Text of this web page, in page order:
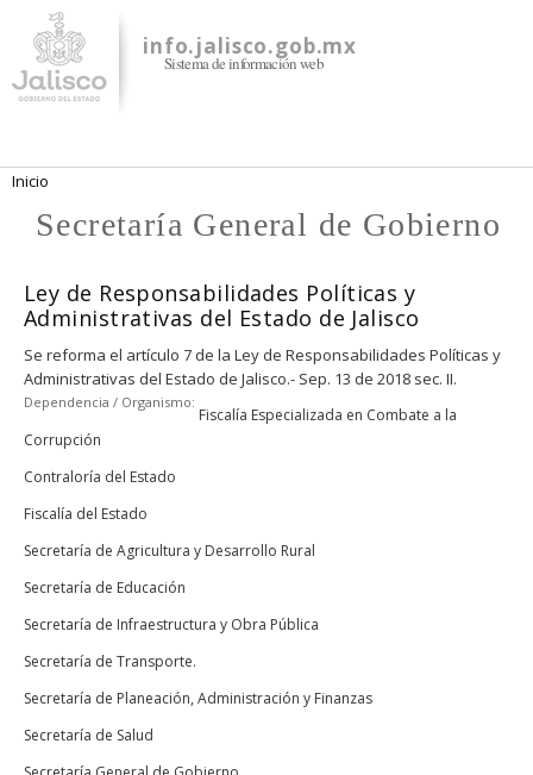
contenido
principal
info.jalisco.gob.mx
Sistema de información web
Se encuentra usted aquí
Inicio
Secretaría General de Gobierno
Ley de Responsabilidades Políticas y
Administrativas del Estado de Jalisco
Se reforma el artículo 7 de la Ley de Responsabilidades Políticas y
Administrativas del Estado de Jalisco.- Sep. 13 de 2018 sec. II.
Dependencia / Organismo:
Fiscalía Especializada en Combate a la
Corrupción
Contraloría del Estado
Fiscalía del Estado
Secretaría de Agricultura y Desarrollo Rural
Secretaría de Educación
Secretaría de Infraestructura y Obra Pública
Secretaría de Transporte.
Secretaría de Planeación, Administración y Finanzas
Secretaría de Salud